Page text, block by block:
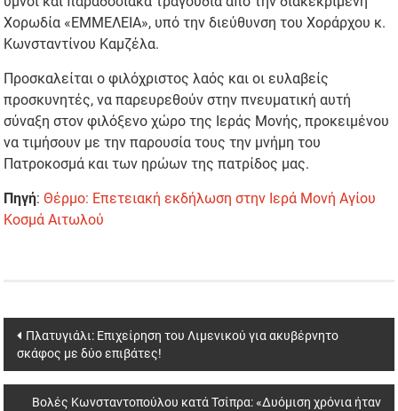
Χορωδία «ΕΜΜΕΛΕΙΑ», υπό την διεύθυνση του Χοράρχου κ.
Κωνσταντίνου Καμζέλα.
Προσκαλείται ο φιλόχριστος λαός και οι ευλαβείς
προσκυνητές, να παρευρεθούν στην πνευματική αυτή
σύναξη στον φιλόξενο χώρο της Ιεράς Μονής, προκειμένου
να τιμήσουν με την παρουσία τους την μνήμη του
Πατροκοσμά και των ηρώων της πατρίδος μας.
Πηγή:Θέρμο: Επετειακή εκδήλωση στην Ιερά Μονή Αγίου
Κοσμά Αιτωλού
Post
navigation
Πλατυγιάλι: Επιχείρηση του Λιμενικού για ακυβέρνητο
σκάφος με δύο επιβάτες!
Βολές Κωνσταντοπούλου κατά Τσίπρα: «Δυόμιση χρόνια ήταν